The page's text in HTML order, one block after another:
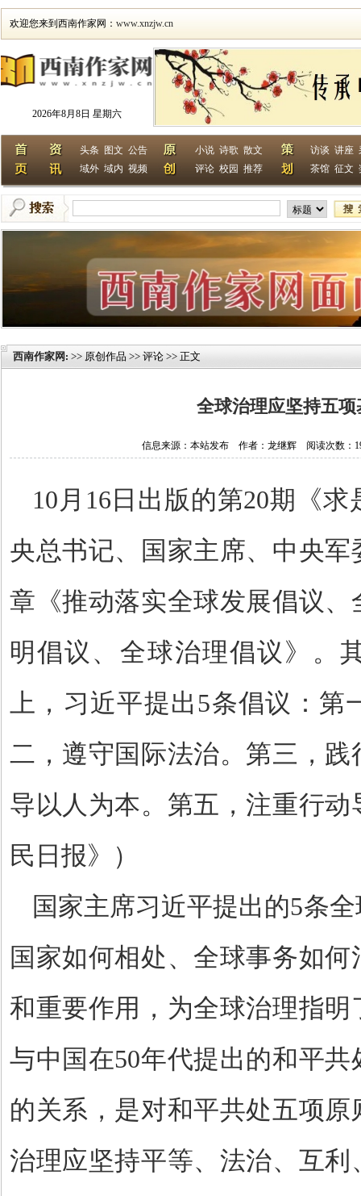
欢迎您来到西南作家网： www.xnzjw.cn
2026年8月8日 星期六
头条 图文 公告
域外 域内 视频
小说 诗歌 散文
评论 校园 推荐
访谈 讲座
茶馆 征文
西南作家网 : >> 原创作品 >> 评论 >> 正文
全球治理应坚持五项
信息来源：本站发布 作者：龙继辉 阅读次数：
10 月 16 日出版的第20期《求
央总书记、国家主席、中央
章《推动落实全球发展倡议
明倡议、全球治理倡议》。
上，习近平提出 5条倡议：第
二，遵守国际法治。第三，
导以人为本。第五，注重行动
民日报》）
国家主席习近平提出的5条
国家如何相处、全球事务如
和重要作用，为全球治理指
与中国在50年代提出的和平共
的关系，是对和平共处五项
治理应坚持平等、法治、互